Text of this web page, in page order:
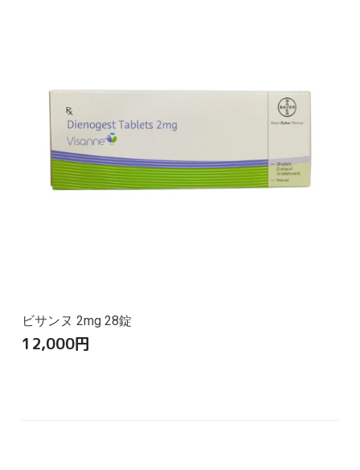
ビサンヌ 2mg 28錠
12,000円